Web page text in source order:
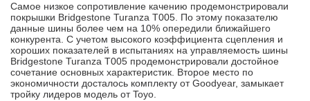
Самое низкое сопротивление качению продемонстрировали
покрышки Bridgestone Turanza T005. По этому показателю
данные шины более чем на 10% опередили ближайшего
конкурента. С учетом высокого коэффициента сцепления и
хороших показателей в испытаниях на управляемость шины
Bridgestone Turanza T005 продемонстрировали достойное
сочетание основных характеристик. Второе место по
экономичности досталось комплекту от Goodyear, замыкает
тройку лидеров модель от Toyo.